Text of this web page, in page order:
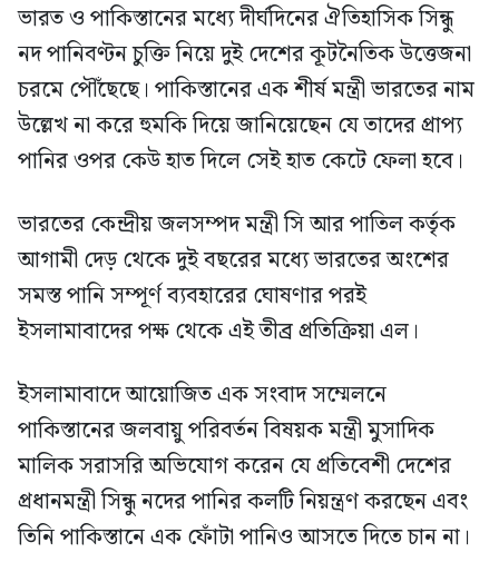
ভারত ও পাকিস্তানের মধ্যে দীর্ঘদিনের ঐতিহাসিক সিন্ধু
নদ পানিবণ্টন চুক্তি নিয়ে দুই দেশের কূটনৈতিক উত্তেজনা
চরমে পৌঁছেছে। পাকিস্তানের এক শীর্ষ মন্ত্রী ভারতের নাম
উল্লেখ না করে হুমকি দিয়ে জানিয়েছেন যে তাদের প্রাপ্য
পানির ওপর কেউ হাত দিলে সেই হাত কেটে ফেলা হবে।
ভারতের কেন্দ্রীয় জলসম্পদ মন্ত্রী সি আর পাতিল কর্তৃক
আগামী দেড় থেকে দুই বছরের মধ্যে ভারতের অংশের
সমস্ত পানি সম্পূর্ণ ব্যবহারের ঘোষণার পরই
ইসলামাবাদের পক্ষ থেকে এই তীব্র প্রতিক্রিয়া এল।
ইসলামাবাদে আয়োজিত এক সংবাদ সম্মেলনে
পাকিস্তানের জলবায়ু পরিবর্তন বিষয়ক মন্ত্রী মুসাদিক
মালিক সরাসরি অভিযোগ করেন যে প্রতিবেশী দেশের
প্রধানমন্ত্রী সিন্ধু নদের পানির কলটি নিয়ন্ত্রণ করছেন এবং
তিনি পাকিস্তানে এক ফোঁটা পানিও আসতে দিতে চান না।